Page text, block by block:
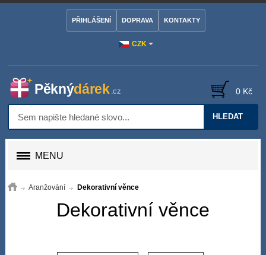
CZK
PŘIHLÁŠENÍ DOPRAVA KONTAKTY
HLEDAT
0 Kč
MENU
Aranžování Dekorativní věnce
Dekorativní věnce